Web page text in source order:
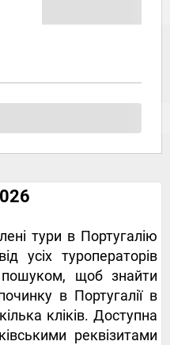
тури в Португалію
усіх туроператорів
пошуком, щоб знайти
в Португалії в
кліків. Доступна
реквізитами